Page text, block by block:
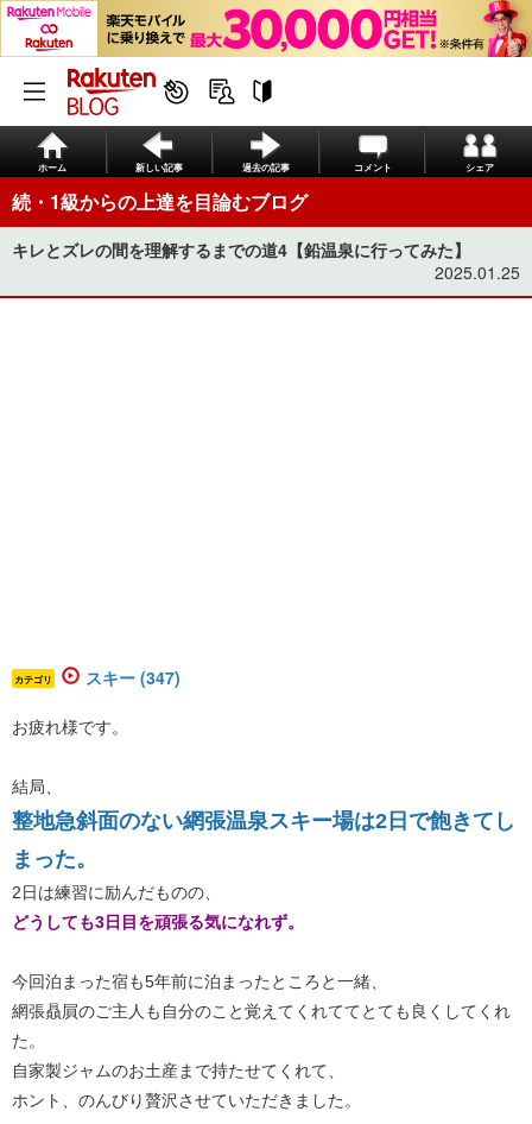
ホーム 新しい記事 過去の記事 コメント シェア
続・1級からの上達を目論むブログ
キレとズレの間を理解するまでの道4【鉛温泉に行ってみた】
2025.01.25
カテゴリ スキー (347)
お疲れ様です。
結局、
​整地急斜面のない網張温泉スキー場は2日で飽きてし
まった。
2日は練習に励んだものの、
どうしても3日目を頑張る気になれず。
今回泊まった宿も5年前に泊まったところと一緒、
網張贔屓のご主人も自分のこと覚えてくれててとても良くしてくれ
た。
自家製ジャムのお土産まで持たせてくれて、
ホント、のんびり贅沢させていただきました。